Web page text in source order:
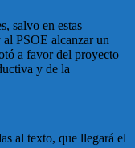
salvo en estas
PSOE alcanzar un
a favor del proyecto
y de la
al texto, que llegará el